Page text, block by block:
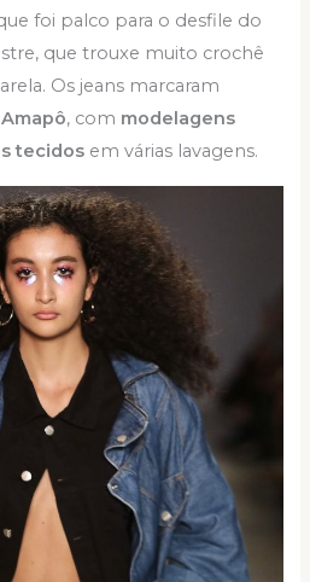
foi palco para o desfile do
que trouxe muito crochê
Os jeans marcaram
Amapô, com modelagens
tecidos em várias lavagens.